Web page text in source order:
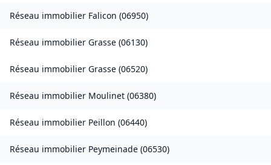
Réseau immobilier Falicon (06950)
Réseau immobilier Grasse (06130)
Réseau immobilier Grasse (06520)
Réseau immobilier Moulinet (06380)
Réseau immobilier Peillon (06440)
Réseau immobilier Peymeinade (06530)